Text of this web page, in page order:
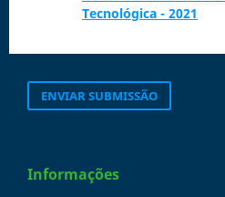
Tecnológica - 2021
ENVIAR SUBMISSÃO
Informações